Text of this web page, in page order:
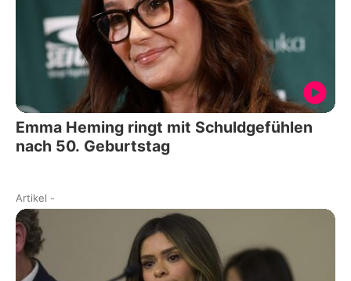
Emma Heming ringt mit Schuldgefühlen
nach 50. Geburtstag
Artikel -